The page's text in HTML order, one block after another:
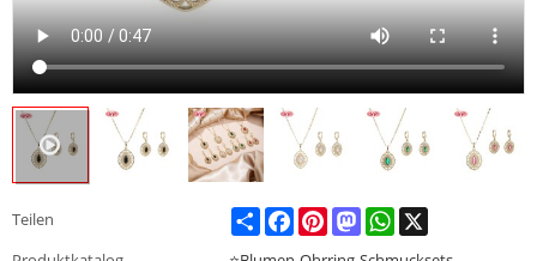
Teilen ShareFacebookPinterestMastodonWhatsApp